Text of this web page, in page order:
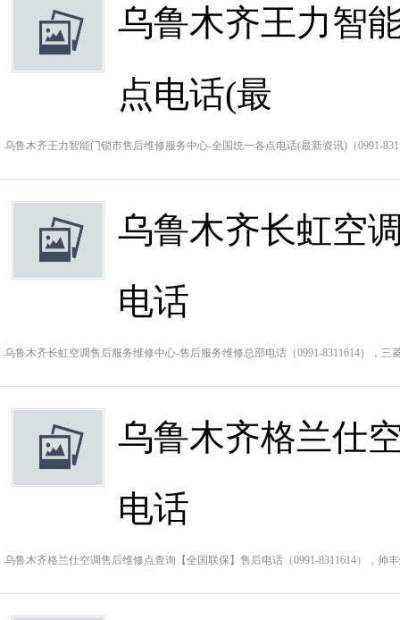
乌鲁木齐王力智
点电话(最
乌鲁木齐王力智能门锁市售后维修服务中心-全国统一各点电话(最新资讯)（0991-
乌鲁木齐长虹空
电话
乌鲁木齐长虹空调售后服务维修中心-售后服务维修总部电话（0991-8311614），三
乌鲁木齐格兰仕
电话
乌鲁木齐格兰仕空调售后维修点查询【全国联保】售后电话（0991-8311614），帅